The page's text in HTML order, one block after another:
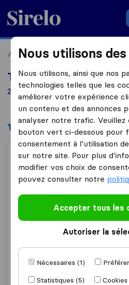
Sirelo.fr
Accueil Déménageurs France
Top 10 déménageurs à
22 déménageurs trouvés à Sannois
Filtres Trier par :
Big Déménagement
252
Big Déménagement
Demander un devis
1 mentions comme"Au soin avec les
Nous utilisons
Nous utilisons, ainsi que nos
technologies telles que les
améliorer votre expérience
un contenu et des annonces
analyser notre trafic. Veuillez
bouton vert ci-dessous pour
consentement à l’utilisation
sur notre site. Pour plus
modifier vos choix de
pouvez consulter notre
Accepter tous les
Autoriser la
Nécessaires (1)
Statistiques (5)